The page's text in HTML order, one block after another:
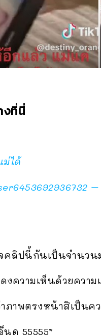
งที่นี่
ม่ได้
ลิปนี้กันเป็นจำนวน
งความเห็นด้วยควา
ภาพตรงหน้าสิเป็นคว
ดู 55555”